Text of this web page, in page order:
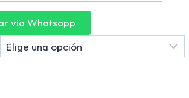
via Whatsapp